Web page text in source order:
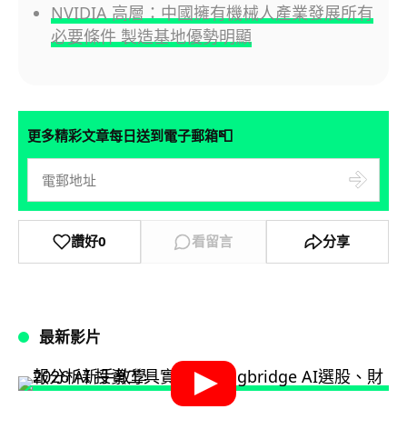
NVIDIA 高層：中國擁有機械人產業發展所有
必要條件 製造基地優勢明顯
更多精彩文章每日送到電子郵箱📮
讚好0 看留言 分享
最新影片